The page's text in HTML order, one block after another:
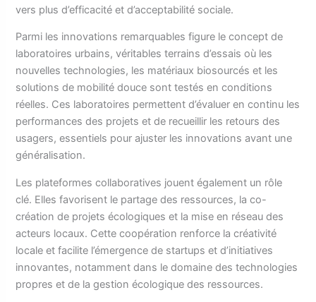
vers plus d’efficacité et d’acceptabilité sociale.
Parmi les innovations remarquables figure le concept de
laboratoires urbains, véritables terrains d’essais où les
nouvelles technologies, les matériaux biosourcés et les
solutions de mobilité douce sont testés en conditions
réelles. Ces laboratoires permettent d’évaluer en continu les
performances des projets et de recueillir les retours des
usagers, essentiels pour ajuster les innovations avant une
généralisation.
Les plateformes collaboratives jouent également un rôle
clé. Elles favorisent le partage des ressources, la co-
création de projets écologiques et la mise en réseau des
acteurs locaux. Cette coopération renforce la créativité
locale et facilite l’émergence de startups et d’initiatives
innovantes, notamment dans le domaine des technologies
propres et de la gestion écologique des ressources.